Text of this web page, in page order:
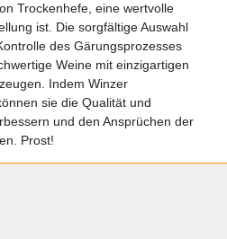
Trockenhefe, eine wertvolle
ist. Die sorgfältige Auswahl
des Gärungsprozesses
Weine mit einzigartigen
Indem Winzer
sie die Qualität und
und den Ansprüchen der
Prost!